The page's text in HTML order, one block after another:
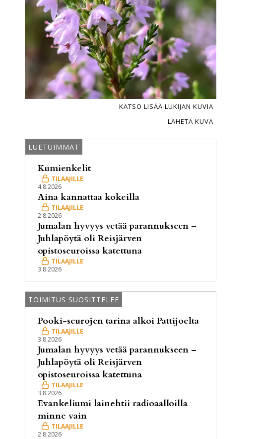
KATSO LISÄÄ LUKIJAN KUVIA
LÄHETÄ KUVA
LUETUIMMAT
Kumienkelit
4.8.2026
Aina kannattaa kokeilla
2.8.2026
Jumalan hyvyys vetää parannukseen –
Juhlapöytä oli Reisjärven
opistoseuroissa katettuna
3.8.2026
TOIMITUS SUOSITTELEE
Pooki-seurojen tarina alkoi Pattijoelta
3.8.2026
Jumalan hyvyys vetää parannukseen –
Juhlapöytä oli Reisjärven
opistoseuroissa katettuna
3.8.2026
Evankeliumi lainehtii radioaalloilla
minne vain
2.8.2026